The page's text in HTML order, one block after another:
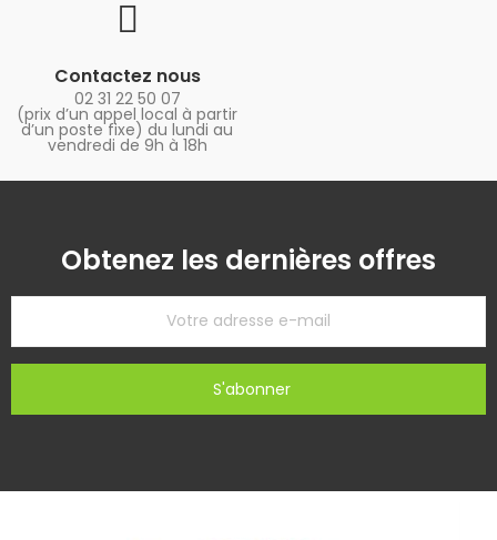
Contactez nous
02 31 22 50 07
(prix d’un appel local à partir
d’un poste fixe) du lundi au
vendredi de 9h à 18h
Obtenez les dernières offres
S'abonner